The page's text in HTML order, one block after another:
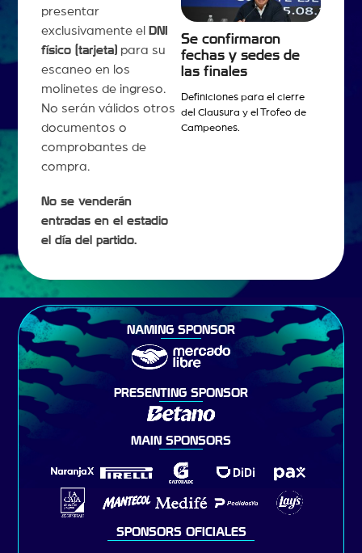
presentar
exclusivamente el
DNI
físico (tarjeta)para su
escaneo en los
molinetes de ingreso.
No serán válidos otros
documentos o
comprobantes de
compra.
No se venderán
entradas en el estadio
el día del partido.
Se confirmaron
fechas y sedes de
las finales
Definiciones para el cierre
del Clausura y el Trofeo de
Campeones.
NAMING SPONSOR
PRESENTING SPONSOR
MAIN SPONSORS
SPONSORS OFICIALES